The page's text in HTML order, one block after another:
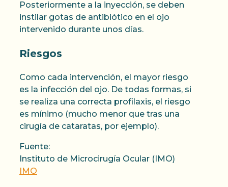
Posteriormente a la inyección, se deben
instilar gotas de antibiótico en el ojo
intervenido durante unos días.
Riesgos
Como cada intervención, el mayor riesgo
es la infección del ojo. De todas formas, si
se realiza una correcta profilaxis, el riesgo
es mínimo (mucho menor que tras una
cirugía de cataratas, por ejemplo).
Fuente:
Instituto de Microcirugía Ocular (IMO)
IMO